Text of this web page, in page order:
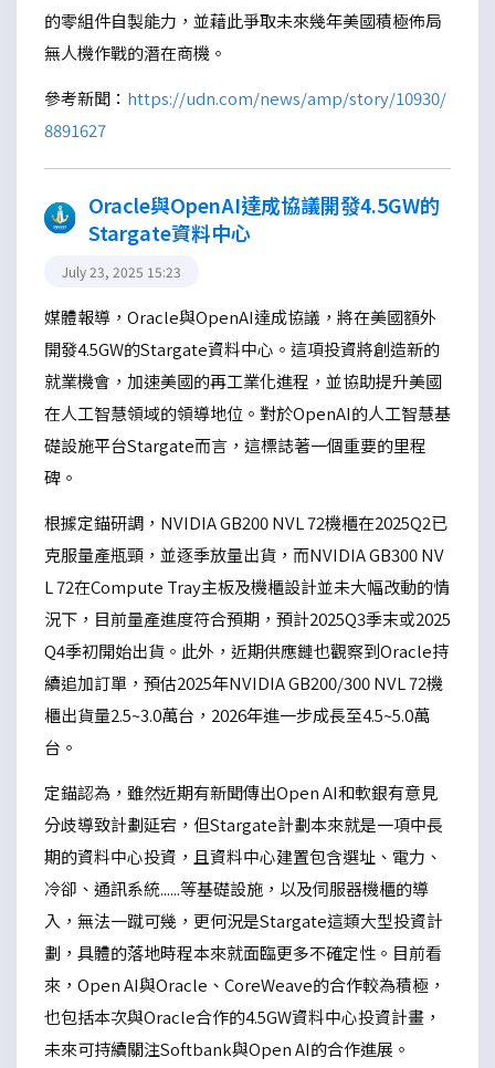
的零組件自製能力，並藉此爭取未來幾年美國積極佈局
無人機作戰的潛在商機。
參考新聞： https://udn.com/news/amp/story/10930/
8891627
Oracle與OpenAI達成協議開發4.5GW的
Stargate資料中心
July 23, 2025 15:23
媒體報導，Oracle與OpenAI達成協議，將在美國額外
開發4.5GW的Stargate資料中心。這項投資將創造新的
就業機會，加速美國的再工業化進程，並協助提升美國
在人工智慧領域的領導地位。對於OpenAI的人工智慧基
礎設施平台Stargate而言，這標誌著一個重要的里程
碑。
根據定錨研調，NVIDIA GB200 NVL 72機櫃在2025Q2已
克服量產瓶頸，並逐季放量出貨，而NVIDIA GB300 NV
L 72在Compute Tray主板及機櫃設計並未大幅改動的情
況下，目前量產進度符合預期，預計2025Q3季末或2025
Q4季初開始出貨。此外，近期供應鏈也觀察到Oracle持
續追加訂單，預估2025年NVIDIA GB200/300 NVL 72機
櫃出貨量2.5~3.0萬台，2026年進一步成長至4.5~5.0萬
台。
定錨認為，雖然近期有新聞傳出Open AI和軟銀有意見
分歧導致計劃延宕，但Stargate計劃本來就是一項中長
期的資料中心投資，且資料中心建置包含選址、電力、
冷卻、通訊系統......等基礎設施，以及伺服器機櫃的導
入，無法一蹴可幾，更何況是Stargate這類大型投資計
劃，具體的落地時程本來就面臨更多不確定性。目前看
來，Open AI與Oracle、CoreWeave的合作較為積極，
也包括本次與Oracle合作的4.5GW資料中心投資計畫，
未來可持續關注Softbank與Open AI的合作進展。